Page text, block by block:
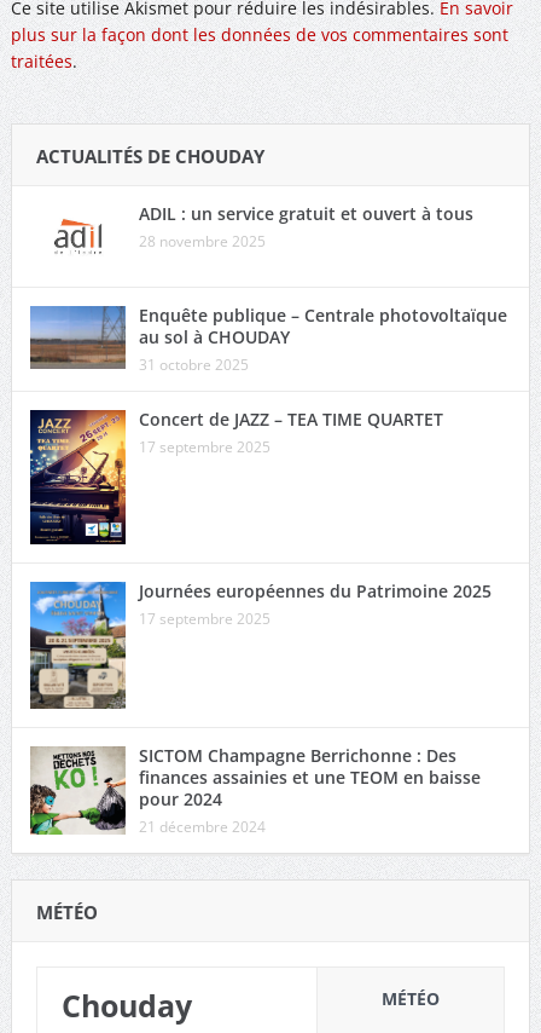
Ce site utilise Akismet pour réduire les indésirables.En savoir
plus sur la façon dont les données de vos commentaires sont
traitées.
ACTUALITÉS DE CHOUDAY
ADIL : un service gratuit et ouvert à tous
28 novembre 2025
Enquête publique – Centrale photovoltaïque
au sol à CHOUDAY
31 octobre 2025
Concert de JAZZ – TEA TIME QUARTET
17 septembre 2025
Journées européennes du Patrimoine 2025
17 septembre 2025
SICTOM Champagne Berrichonne : Des
finances assainies et une TEOM en baisse
pour 2024
21 décembre 2024
MÉTÉO
Chouday MÉTÉO